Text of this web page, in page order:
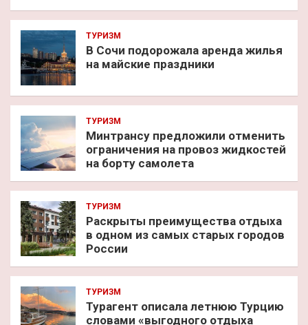
ТУРИЗМ
В Сочи подорожала аренда жилья
на майские праздники
ТУРИЗМ
Минтрансу предложили отменить
ограничения на провоз жидкостей
на борту самолета
ТУРИЗМ
Раскрыты преимущества отдыха
в одном из самых старых городов
России
ТУРИЗМ
Турагент описала летнюю Турцию
словами «выгодного отдыха